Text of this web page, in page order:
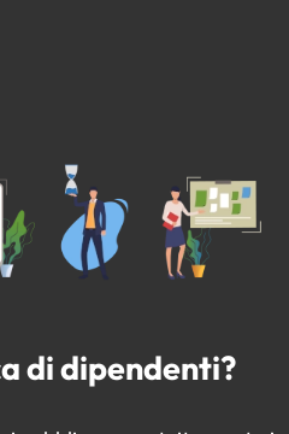
di dipendenti?